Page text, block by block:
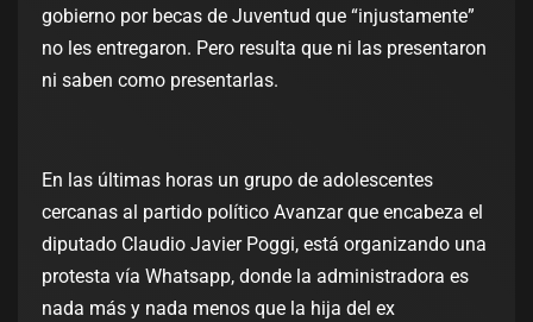
gobierno por becas de Juventud que “injustamente”
no les entregaron. Pero resulta que ni las presentaron
ni saben como presentarlas.
En las últimas horas un grupo de adolescentes
cercanas al partido político Avanzar que encabeza el
diputado Claudio Javier Poggi, está organizando una
protesta vía Whatsapp, donde la administradora es
nada más y nada menos que la hija del ex